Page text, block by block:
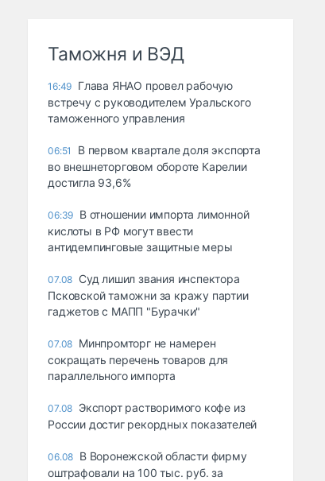
Таможня и ВЭД
16:49 Глава ЯНАО провел рабочую
встречу с руководителем Уральского
таможенного управления
06:51
В первом квартале доля экспорта
во внешнеторговом обороте Карелии
достигла 93,6%
06:39 В отношении импорта лимонной
кислоты в РФ могут ввести
антидемпинговые защитные меры
07.08 Суд лишил звания инспектора
Псковской таможни за кражу партии
гаджетов с МАПП "Бурачки"
07.08 Минпромторг не намерен
сокращать перечень товаров для
параллельного импорта
07.08 Экспорт растворимого кофе из
России достиг рекордных показателей
06.08 В Воронежской области фирму
оштрафовали на 100 тыс. руб. за